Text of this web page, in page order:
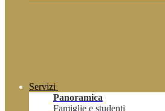
Servizi
Panoramica
Famiglie e studenti